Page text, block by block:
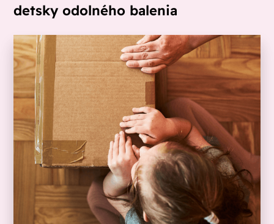
detsky odolného balenia